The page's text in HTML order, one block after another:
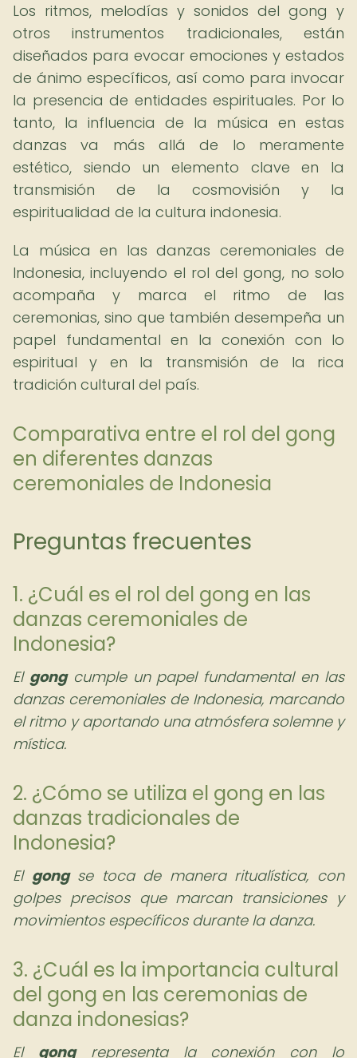
Los ritmos, melodías y sonidos del gong y
otros instrumentos tradicionales, están
diseñados para evocar emociones y estados
de ánimo específicos, así como para invocar
la presencia de entidades espirituales. Por lo
tanto, la influencia de la música en estas
danzas va más allá de lo meramente
estético, siendo un elemento clave en la
transmisión de la cosmovisión y la
espiritualidad de la cultura indonesia.
La música en las danzas ceremoniales de
Indonesia, incluyendo el rol del gong, no solo
acompaña y marca el ritmo de las
ceremonias, sino que también desempeña un
papel fundamental en la conexión con lo
espiritual y en la transmisión de la rica
tradición cultural del país.
Comparativa entre el rol del gong
en diferentes danzas
ceremoniales de Indonesia
Preguntas frecuentes
1. ¿Cuál es el rol del gong en las
danzas ceremoniales de
Indonesia?
El gongcumple un papel fundamental en las
danzas ceremoniales de Indonesia, marcando
el ritmo y aportando una atmósfera solemne y
mística.
2. ¿Cómo se utiliza el gong en las
danzas tradicionales de
Indonesia?
El gongse toca de manera ritualística, con
golpes precisos que marcan transiciones y
movimientos específicos durante la danza.
3. ¿Cuál es la importancia cultural
del gong en las ceremonias de
danza indonesias?
El gongrepresenta la conexión con lo